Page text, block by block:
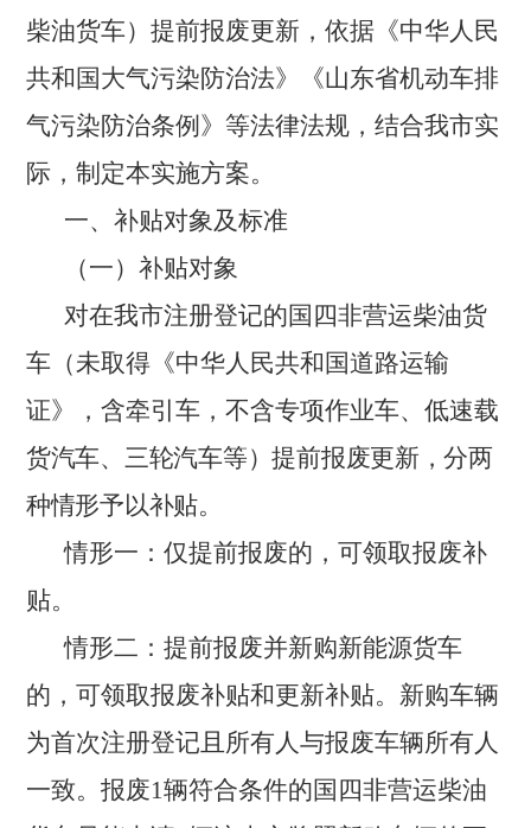
柴油货车）提前报废更新，依据《中华人民
共和国大气污染防治法》《山东省机动车排
气污染防治条例》等法律法规，结合我市实
际，制定本实施方案。
一、补贴对象及标准
（一）补贴对象
对在我市注册登记的国四非营运柴油货
车（未取得《中华人民共和国道路运输
证》，含牵引车，不含专项作业车、低速载
货汽车、三轮汽车等）提前报废更新，分两
种情形予以补贴。
情形一：仅提前报废的，可领取报废补
贴。
情形二：提前报废并新购新能源货车
的，可领取报废补贴和更新补贴。新购车辆
为首次注册登记且所有人与报废车辆所有人
一致。报废1辆符合条件的国四非营运柴油